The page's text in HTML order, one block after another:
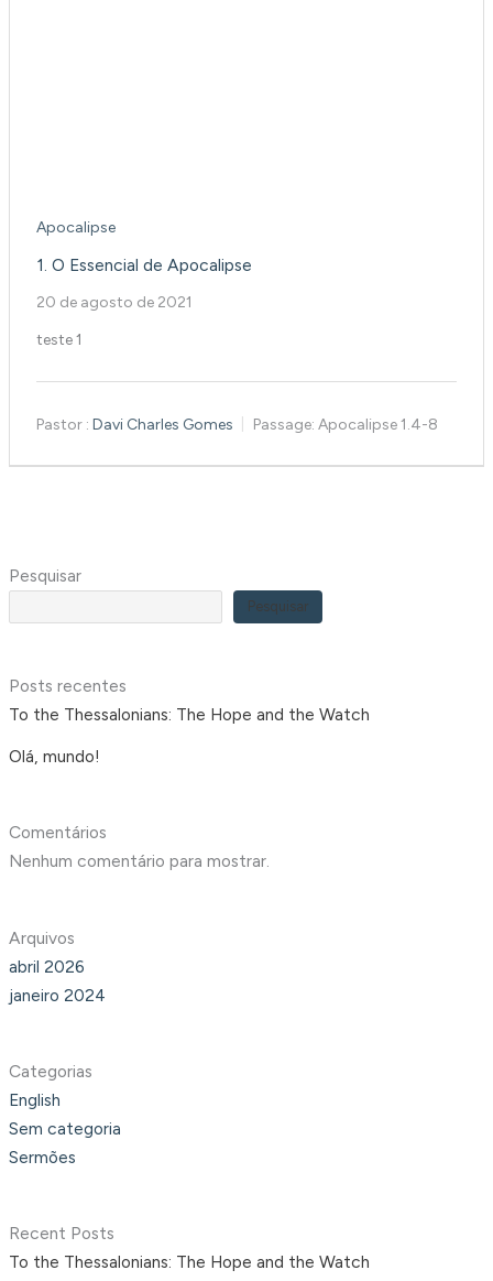
Apocalipse
1. O Essencial de Apocalipse
20 de agosto de 2021
teste 1
Pastor : Davi Charles Gomes Passage: Apocalipse 1.4-8
Pesquisar
Pesquisar
Posts recentes
To the Thessalonians: The Hope and the Watch
Olá, mundo!
Comentários
Nenhum comentário para mostrar.
Arquivos
abril 2026
janeiro 2024
Categorias
English
Sem categoria
Sermões
Recent Posts
To the Thessalonians: The Hope and the Watch